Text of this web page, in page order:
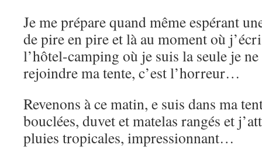
Je me prépare quand même espérant
de pire en pire et là au moment où
l’hôtel-camping où je suis la seule je
rejoindre ma tente, c’est l’horreur…
Revenons à ce matin, e suis dans ma
bouclées, duvet et matelas rangés et
pluies tropicales, impressionnant…